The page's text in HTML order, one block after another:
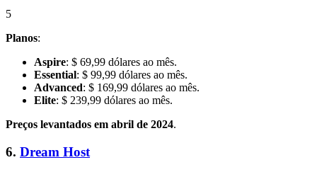
5
Planos:
Aspire: $ 69,99 dólares ao mês.
Essential: $ 99,99 dólares ao mês.
Advanced: $ 169,99 dólares ao mês.
Elite: $ 239,99 dólares ao mês.
Preços levantados em abril de 2024.
6. Dream Host